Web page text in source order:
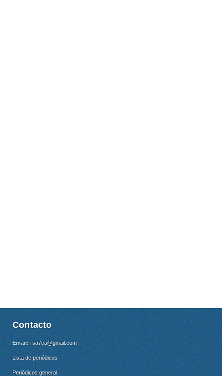
Contacto
Email: rsa7ca@gmail.com
Lista de periódicos
Periódicos general